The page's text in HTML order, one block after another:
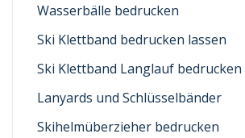
Wasserbälle bedrucken
Ski Klettband bedrucken lassen
Ski Klettband Langlauf bedrucken
Lanyards und Schlüsselbänder
Skihelmüberzieher bedrucken